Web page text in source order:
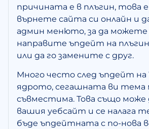
причината е в плъгин, това
върнете сайта си онлайн и
админ менюто, за да можете
направите ъпдейт на
или да го замените с друг.
Много често след ъпдейт на
ядрото, сегашната ви тема
съвместима. Това също може
вашия уебсайт и се налага
бъде ъпдейтната с по-нова